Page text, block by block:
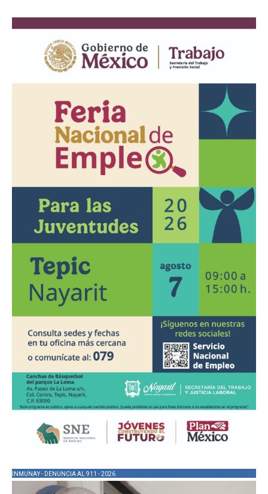
INMUNAY - DENUNCIA AL 911 - 2026